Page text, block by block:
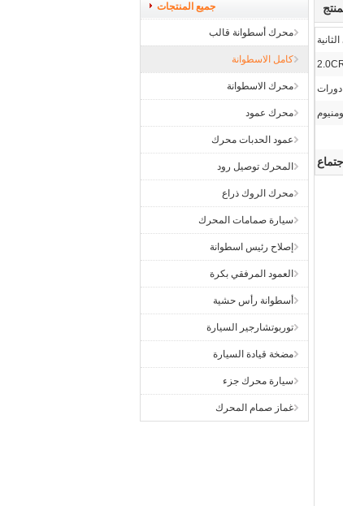
جميع المنتجات
محرك أسطوانة قالب
كامل الاسطوانة
محرك الاسطوانة
محرك عمود
عمود الحدبات محرك
المحرك توصيل رود
محرك الروك ذراع
سيارة صمامات المحرك
إصلاح رئيس اسطوانة
العمود المرفقي بكرة
أسطوانة رأس حشية
توربوتشارجير السيارة
مضخة قيادة السيارة
سيارة محرك جزء
غماز صمام المحرك